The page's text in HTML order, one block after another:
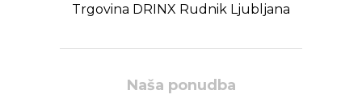
Trgovina DRINX Rudnik Ljubljana
Naša ponudba